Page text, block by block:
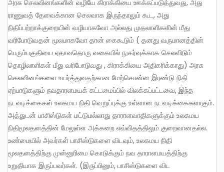
அரசு செலவினங்களின் வழியே கிராக்கியை ஊக்கப்படுத்துவது, அது
ராணுவத் தேவைக்கான செலவாக இருந்தாலும் கூட, அது
நிதிப்பற்றாக்குறையின் வழியாகவோ அல்லது முதலாளிகளின் மீது
வரிபோடுவதன் மூலமாகவோ தான் கைகூடும் ( தனது வருமானத்தின்
பெரும்பகுதியை ஏதாவதொரு வகையில் நுகர்வுக்காக செலவிடும்
தொழிலாளிகள் மீது வரிபோடுவது , கிராக்கியை அதிகரிக்காது) அரசு
செலவினங்களை உயர்த்துவதற்கான மேற்சொன்ன இரண்டு நிதி
ஏற்பாடுகளும் நவதாரளமயக் கட்டமைப்பில் விலக்கப்பட்டவை, இந்த
நடவடிக்கைகள் உலகமய நிதி வெறுப்புக்கு உள்ளான நடவடிக்கைகளாகும்.
அத்துடன் பாசிஸ்டுகள் மட்டுமல்லாது தாராளவாதிகளுக்கும் உலகமய
நிதிமூலதனத்தின் மேலுள்ள அக்கறை எவ்விதத்திலும் குறைவானதல்ல.
உண்மையில் அவர்கள் பாசிஸ்டுகளை விடவும், உலகமய நிதி
மூலதனத்திற்கு முன்னுரிமை கொடுக்கும் நவ தாராளமயத்திற்கு
உறுதியாக இருப்பவர்கள். (இருப்பினும், பாசிஸ்டுகளை விட